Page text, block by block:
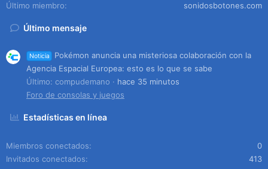
Último miembro
sonidosbotones.com
Último mensaje
Noticia
Pokémon anuncia una misteriosa colaboración con la
Agencia Espacial Europea: esto es lo que se sabe
Último: compudemano
hace 35 minutos
Foro de consolas y juegos
Estadísticas en línea
Miembros conectados
0
Invitados conectados
413